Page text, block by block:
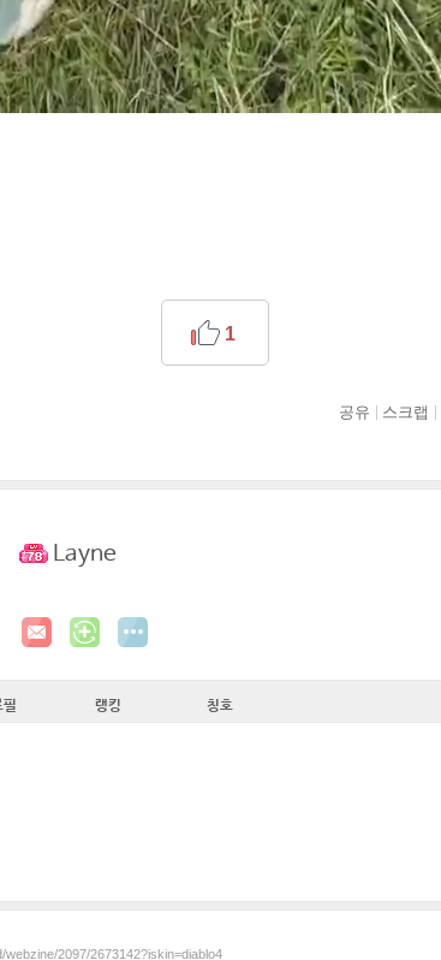
1
공유 스크랩
Layne
필 랭킹 칭호
2097/2673142?iskin=diablo4